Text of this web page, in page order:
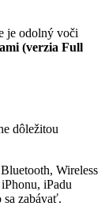
je odolný voči
(verzia Full
dôležitou
Wireless
iPadu
zabávať.